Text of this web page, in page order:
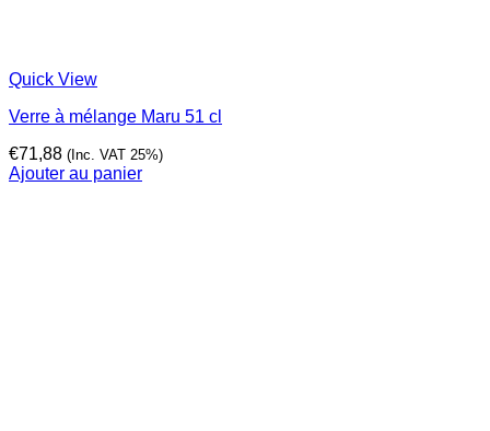
Quick View
Verre à mélange Maru 51 cl
€71,88 (Inc. VAT 25%)
Ajouter au panier